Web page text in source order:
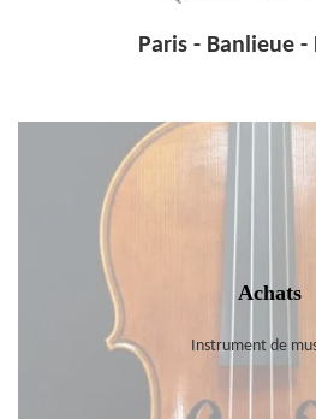
Paris - Banlieue -
Achats
Instrument de